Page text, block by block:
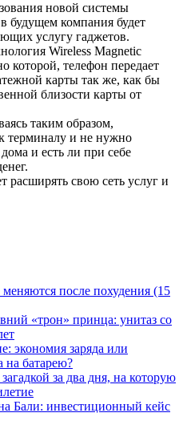
новой системы
будущем компания будет
услугу гаджетов.
Wireless Magnetic
которой, телефон передает
карты так же, как бы
близости карты от
таким образом,
терминалу и не нужно
и есть ли при себе
расширять свою сеть услуг и
после похудения (15
«трон» принца: унитаз со
экономия заряда или
на батарею?
за два дня, на которую
Бали: инвестиционный кейс